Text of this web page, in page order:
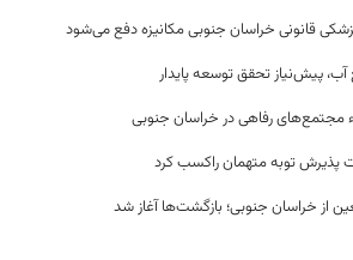
قانونی خراسان جنوبی مکانیزه دفع می‌شود
پیش‌نیاز تحقق توسعه پایدار
مجتمع‌های رفاهی در خراسان جنوبی
پذیرش توبه متهمان راکسب کرد